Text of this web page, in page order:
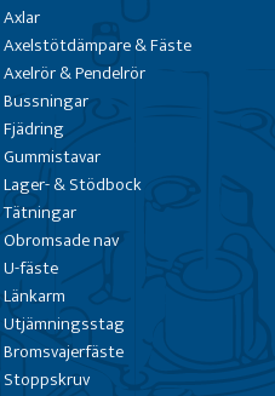
Axlar
Axelstötdämpare & Fäste
Axelrör & Pendelrör
Bussningar
Fjädring
Gummistavar
Lager- & Stödbock
Tätningar
Obromsade nav
U-fäste
Länkarm
Utjämningsstag
Bromsvajerfäste
Stoppskruv